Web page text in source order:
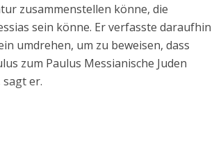
zusammenstellen könne, die
sein könne. Er verfasste daraufhin
umdrehen, um zu beweisen, dass
zum Paulus Messianische Juden
sagt er.